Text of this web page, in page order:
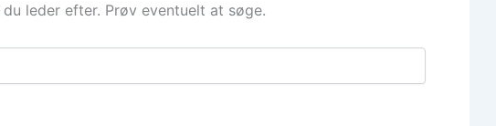
leder efter. Prøv eventuelt at søge.